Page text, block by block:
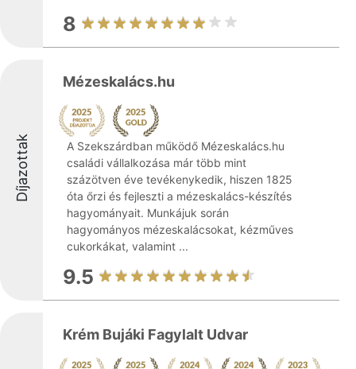
8
Díjazottak
Mézeskalács.hu
A Szekszárdban működő Mézeskalács.hu
családi vállalkozása már több mint
százötven éve tevékenykedik, hiszen 1825
óta őrzi és fejleszti a mézeskalács-készítés
hagyományait. Munkájuk során
hagyományos mézeskalácsokat, kézműves
cukorkákat, valamint ...
9.5
Krém Bujáki Fagylalt Udvar